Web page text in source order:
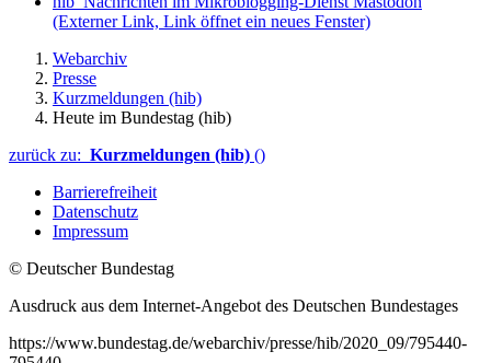
(Externer Link, Link öffnet ein neues Fenster)
Webarchiv
Presse
Kurzmeldungen (hib)
Heute im Bundestag (hib)
zurück zu: Kurzmeldungen (hib) ()
Barrierefreiheit
Datenschutz
Impressum
© Deutscher Bundestag
Ausdruck aus dem Internet-Angebot des Deutschen Bundestages
https://www.bundestag.de/webarchiv/presse/hib/2020_09/795440-